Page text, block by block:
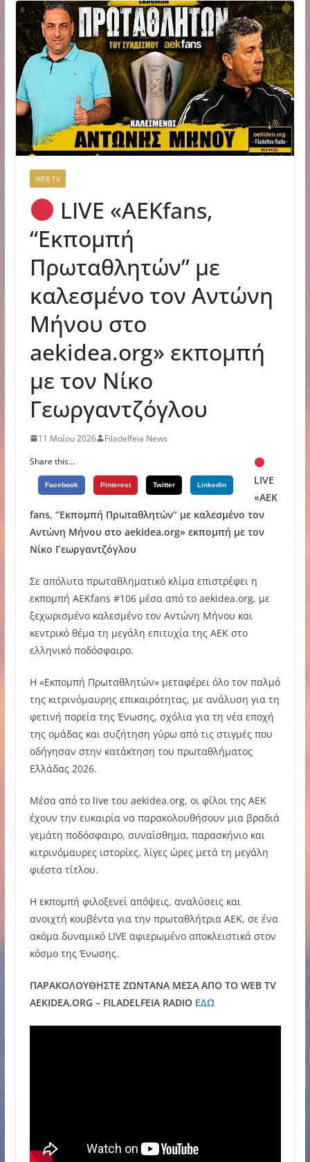
WEB TV
LIVE «ΑΕΚfans,
“Εκπομπή
Πρωταθλητών” με
καλεσμένο τον Αντώνη
Μήνου στο
aekidea.org» εκπομπή
με τον Νίκο
Γεωργαντζόγλου
11 Μαΐου 2026
Filadelfeia News
Share this...
Facebook Pinterest Twitter Linkedin
LIVE
«ΑΕΚ
fans, “Εκπομπή Πρωταθλητών” με καλεσμένο τον
Αντώνη Μήνου στο aekidea.org» εκπομπή με τον
Νίκο Γεωργαντζόγλου
Σε απόλυτα πρωταθληματικό κλίμα επιστρέφει η
εκπομπή AEKfans #106 μέσα από το aekidea.org, με
ξεχωρισμένο καλεσμένο τον Αντώνη Μήνου και
κεντρικό θέμα τη μεγάλη επιτυχία της ΑΕΚ στο
ελληνικό ποδόσφαιρο.
Η «Εκπομπή Πρωταθλητών» μεταφέρει όλο τον παλμό
της κιτρινόμαυρης επικαιρότητας, με ανάλυση για τη
φετινή πορεία της Ένωσης, σχόλια για τη νέα εποχή
της ομάδας και συζήτηση γύρω από τις στιγμές που
οδήγησαν στην κατάκτηση του πρωταθλήματος
Ελλάδας 2026.
Μέσα από το live του aekidea.org, οι φίλοι της ΑΕΚ
έχουν την ευκαιρία να παρακολουθήσουν μια βραδιά
γεμάτη ποδόσφαιρο, συναίσθημα, παρασκήνιο και
κιτρινόμαυρες ιστορίες, λίγες ώρες μετά τη μεγάλη
φιέστα τίτλου.
Η εκπομπή φιλοξενεί απόψεις, αναλύσεις και
ανοιχτή κουβέντα για την πρωταθλήτρια ΑΕΚ, σε ένα
ακόμα δυναμικό LIVE αφιερωμένο αποκλειστικά στον
κόσμο της Ένωσης.
ΠΑΡΑΚΟΛΟΥΘΗΣΤΕ ΖΩΝΤΑΝΑ ΜΕΣΑ ΑΠΟ ΤΟ WEB TV
AEKIDEA.ORG – FILADELFEIA RADIO ΕΔΩ